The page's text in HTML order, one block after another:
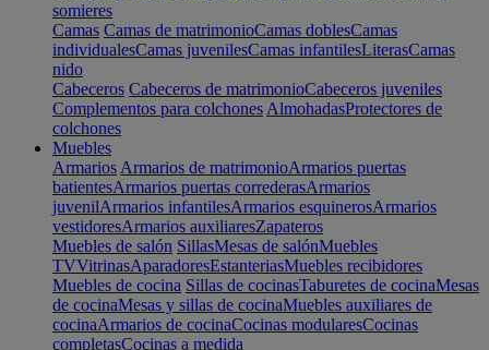
somieres
Camas Camas de matrimonioCamas doblesCamas
individualesCamas juvenilesCamas infantilesLiterasCamas
nido
Cabeceros Cabeceros de matrimonioCabeceros juveniles
Complementos para colchones AlmohadasProtectores de
colchones
Muebles
Armarios Armarios de matrimonioArmarios puertas
batientesArmarios puertas correderasArmarios
juvenilArmarios infantilesArmarios esquinerosArmarios
vestidoresArmarios auxiliaresZapateros
Muebles de salón SillasMesas de salónMuebles
TVVitrinasAparadoresEstanteriasMuebles recibidores
Muebles de cocina Sillas de cocinasTaburetes de cocinaMesas
de cocinaMesas y sillas de cocinaMuebles auxiliares de
cocinaArmarios de cocinaCocinas modularesCocinas
completasCocinas a medida